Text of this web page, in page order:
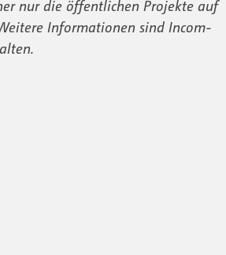
nur die öffentlichen Projekte auf
Informationen sind Incom-